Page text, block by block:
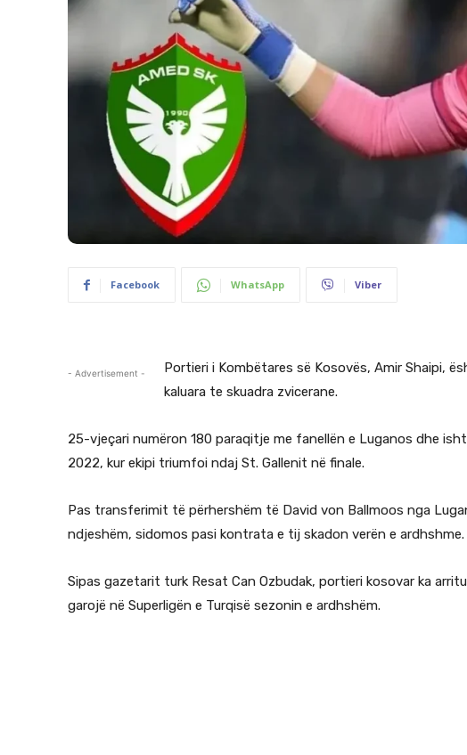
Facebook WhatsApp Viber
- Advertisement -
Portieri i Kombëtares së Kosovës, Amir Shaipi,
kaluara te skuadra zvicerane.
25-vjeçari numëron 180 paraqitje me fanellën e Luganos dhe
2022, kur ekipi triumfoi ndaj St. Gallenit në finale.
Pas transferimit të përhershëm të David von Ballmoos nga
ndjeshëm, sidomos pasi kontrata e tij skadon verën e ardhshme.
Sipas gazetarit turk Resat Can Ozbudak, portieri kosovar ka
garojë në Superligën e Turqisë sezonin e ardhshëm.